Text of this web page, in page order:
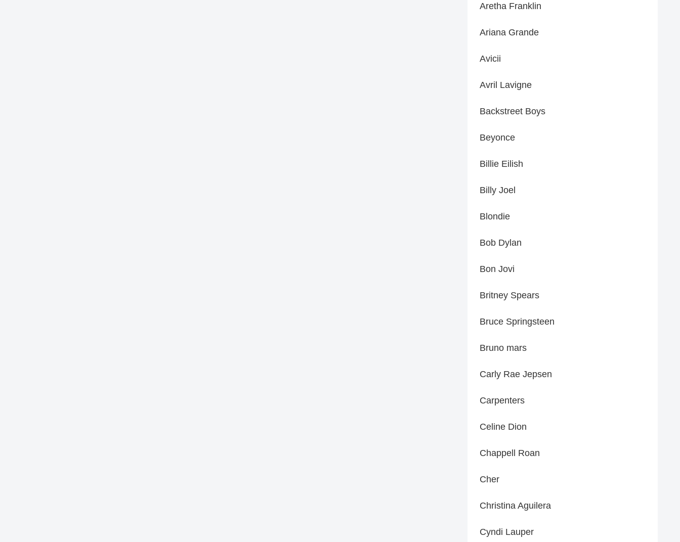
Aretha Franklin
Ariana Grande
Avicii
Avril Lavigne
Backstreet Boys
Beyonce
Billie Eilish
Billy Joel
Blondie
Bob Dylan
Bon Jovi
Britney Spears
Bruce Springsteen
Bruno mars
Carly Rae Jepsen
Carpenters
Celine Dion
Chappell Roan
Cher
Christina Aguilera
Cyndi Lauper